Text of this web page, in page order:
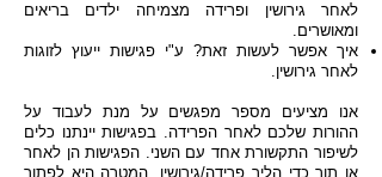
לאחר גירושין ופרידה מצמיחה ילדים בריאים
ומאושרים.
איך אפשר לעשות זאת? ע"י פגישות ייעוץ לזוגות
לאחר גירושין.
אנו מציעים מספר מפגשים על מנת לעבוד על
ההורות שלכם לאחר הפרידה. בפגישות יינתנו כלים
לשיפור התקשורת אחד עם השני. הפגישות הן לאחר
או תוך כדי הליך פרידה/גירושין. המטרה היא לפתור